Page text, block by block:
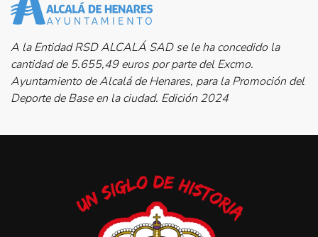
A la Entidad RSD ALCALÁ SAD se le ha concedido la
cantidad de 5.655,49 euros por parte del Excmo.
Ayuntamiento de Alcalá de Henares, para la Promoción del
Deporte de Base en la ciudad. Edición 2024